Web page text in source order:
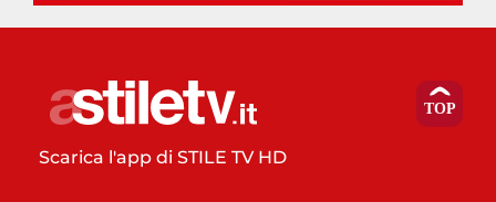
Scarica l'app di STILE TV HD